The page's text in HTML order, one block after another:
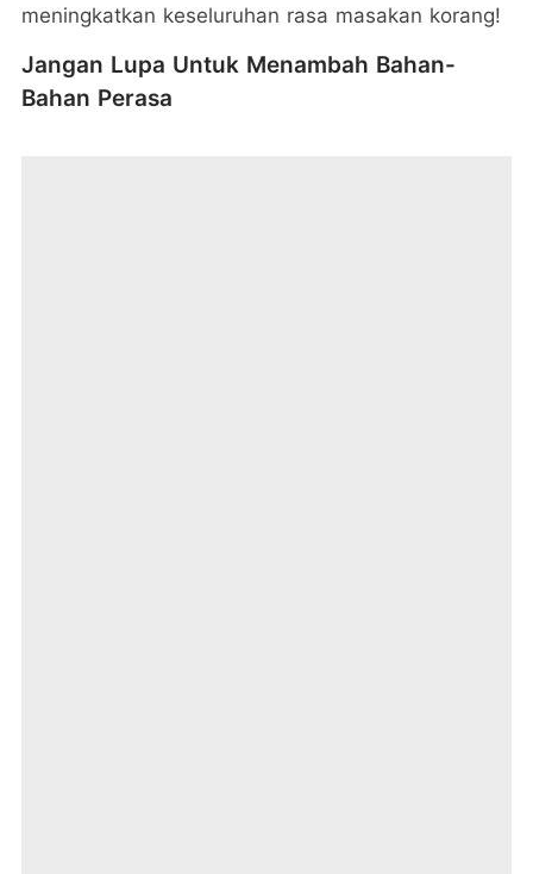
meningkatkan keseluruhan rasa masakan korang!
Jangan Lupa Untuk Menambah Bahan-
Bahan Perasa